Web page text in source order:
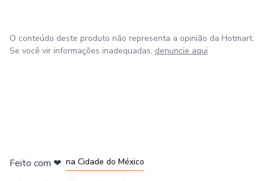
O conteúdo deste produto não representa a opinião da Hotmart.
Se você vir informações inadequadas, denuncie aqui
Feito com ❤ na Cidade do México